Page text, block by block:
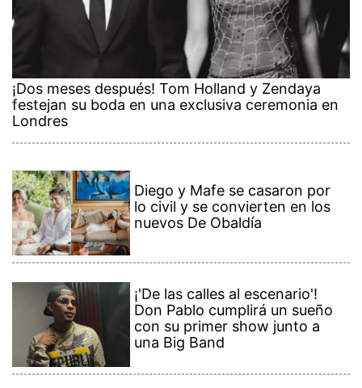
¡Dos meses después! Tom Holland y Zendaya
festejan su boda en una exclusiva ceremonia en
Londres
Diego y Mafe se casaron por
lo civil y se convierten en los
nuevos De Obaldía
¡'De las calles al escenario'!
Don Pablo cumplirá un sueño
con su primer show junto a
una Big Band